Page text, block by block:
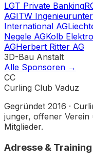
LGT Private Banking
AGITW
International AG
Negele AGKolb
AGHerbert Ritter AG
3D-Bau Anstalt
Alle Sponsoren →
CC
Curling Club Vaduz
Gegründet 2016 ·
junger, offener
Mitglieder.
Adresse & Training